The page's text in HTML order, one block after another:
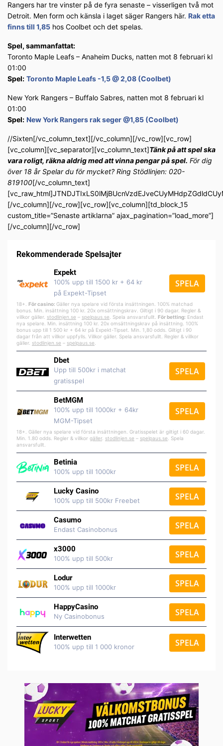
Rangers har tre vinster på de fyra senaste – visserligen två mot
Detroit. Men form och känsla i laget säger Rangers här. Rak etta
finns till 1,85 hos Coolbet och det spelas.
Spel, sammanfattat:
Toronto Maple Leafs – Anaheim Ducks, natten mot 8 februari kl
01:00
Spel: Toronto Maple Leafs -1,5 @ 2,08 (Coolbet)
New York Rangers – Buffalo Sabres, natten mot 8 februari kl
01:00
Spel: New York Rangers rak seger @1,85 (Coolbet)
//Sixten[/vc_column_text][/vc_column][/vc_row][vc_row]
[vc_column][vc_separator][vc_column_text]Tänk på att spel ska
vara roligt, räkna aldrig med att vinna pengar på spel. För dig
över 18 år Spelar du för mycket? Ring Stödlinjen: 020-
819100[/vc_column_text]
[/vc_column][/vc_row][vc_row][vc_column][td_block_15
custom_title=”Senaste artiklarna” ajax_pagination=”load_more”]
[/vc_column][/vc_row]
Rekommenderade Spelsajter
Expekt
100% upp till 1500 kr + 64 kr
på Expekt-Tipset
SPELA
18+. För casino: Gäller nya spelare vid första insättningen. 100% matchad
bonus. Min. insättning 100 kr. 20x omsättningskrav. Giltigt i 90 dagar. Regler &
villkor gäller. stodlinjen.se – spelpaus.se . Spela ansvarsfullt. För betting: Endast
nya spelare. Min. insättning 100 kr. 20x omsättningskrav på insättning. 100%
bonus upp till 1 500 kr + 64 kr på Expekt-Tipset. Min. 1,80 odds. Giltigt i 90
dagar från att villkor uppfylls. Villkor gäller. Spela ansvarsfullt. Regler & villkor
gäller. stodlinjen.se – spelpaus.se
Dbet
Upp till 500kr i matchat
gratisspel
SPELA
BetMGM
100% upp till 1000kr + 64kr
MGM-Tipset
SPELA
18+. Gäller nya spelare vid första insättningen. Gratisspelet är giltigt i 60 dagar.
Min. 1.80 odds. Regler & villkor gäller stodlinjen.se – spelpaus.se . Spela
ansvarsfullt.
Betinia
100% upp till 1000kr SPELA
Lucky Casino
100% upp till 500kr Freebet SPELA
Casumo
Endast Casinobonus SPELA
x3000
100% upp till 500kr SPELA
Lodur
100% upp till 1000kr SPELA
HappyCasino
Ny Casinobonus SPELA
Interwetten
100% upp till 1 000 kronor SPELA